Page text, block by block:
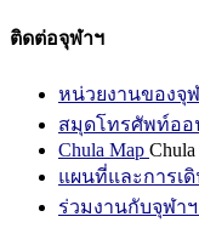
ติดต่อจุฬาฯ
หน่วยงานของจุ
สมุดโทรศัพท์ออ
Chula Map
แผนที่และการเ
ร่วมงานกับจุฬาฯ